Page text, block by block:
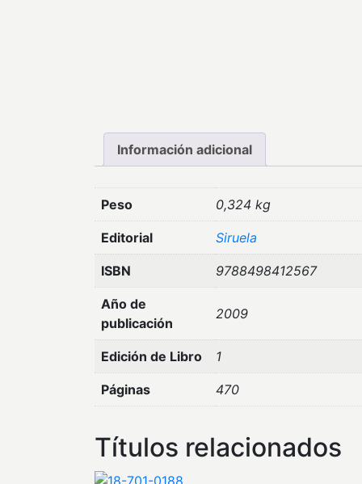
Información adicional
Peso 0,324 kg
Editorial Siruela
ISBN 9788498412567
Año de
publicación
2009
Edición de Libro 1
Páginas 470
Títulos relacionados